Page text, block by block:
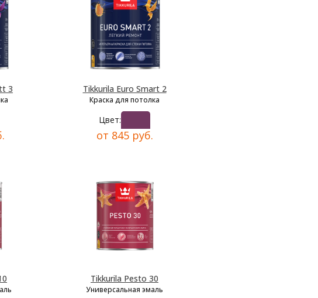
3 Tikkurila Euro Smart 2
Краска для потолка
Цвет:
от 845 руб.
Tikkurila Pesto 30
Универсальная эмаль